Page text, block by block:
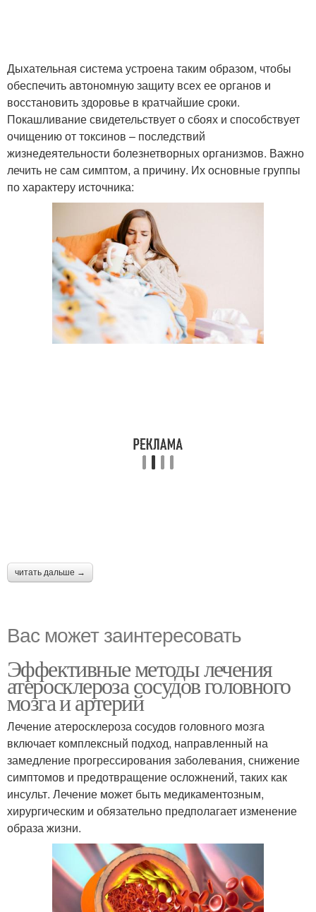
Дыхательная система устроена таким образом, чтобы
обеспечить автономную защиту всех ее органов и
восстановить здоровье в кратчайшие сроки.
Покашливание свидетельствует о сбоях и способствует
очищению от токсинов – последствий
жизнедеятельности болезнетворных организмов. Важно
лечить не сам симптом, а причину. Их основные группы
по характеру источника:
читать дальше →
Вас может заинтересовать
Эффективные методы лечения
атеросклероза сосудов головного
мозга и артерий
Лечение атеросклероза сосудов головного мозга
включает комплексный подход, направленный на
замедление прогрессирования заболевания, снижение
симптомов и предотвращение осложнений, таких как
инсульт. Лечение может быть медикаментозным,
хирургическим и обязательно предполагает изменение
образа жизни.